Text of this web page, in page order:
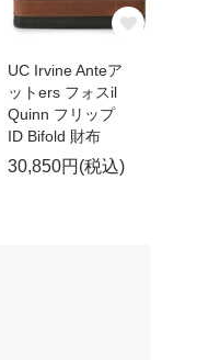
UC Irvine Anteア
ットers フォスil
Quinn フリップ
ID Bifold 財布
30,850円(税込)